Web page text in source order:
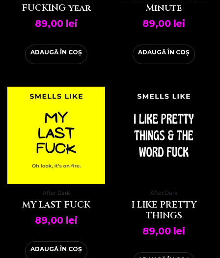
FUCKING year
89,00 lei
ADAUGĂ ÎN COȘ
Minute
89,00 lei
ADAUGĂ ÎN COȘ
After Dark
MY LAST FUCK
89,00 lei
ADAUGĂ ÎN COȘ
After Dark
I LIKE PRETTY
THINGS
89,00 lei